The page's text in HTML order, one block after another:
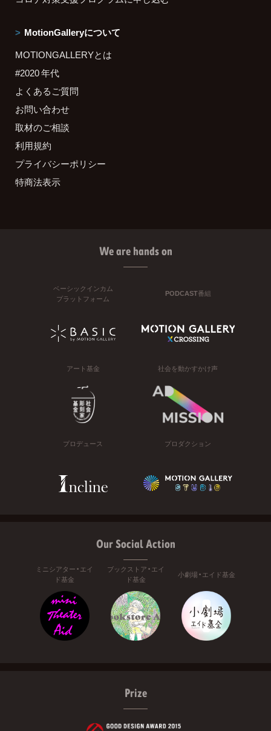
MotionGalleryについて
MOTIONGALLERYとは
#2020 年代
よくあるご質問
お問い合わせ
取材のご相談
利用規約
プライバシーポリシー
特商法表示
We are hands on
ベーシックインカム
プラットフォーム
PODCAST番組
アート基金 社会を動かすかけ声
プロデュース プロダクション
Our Social Action
ミニシアター・エイ
ド基金
ブックストア・エイ
ド基金
小劇場・エイド基金
Prize